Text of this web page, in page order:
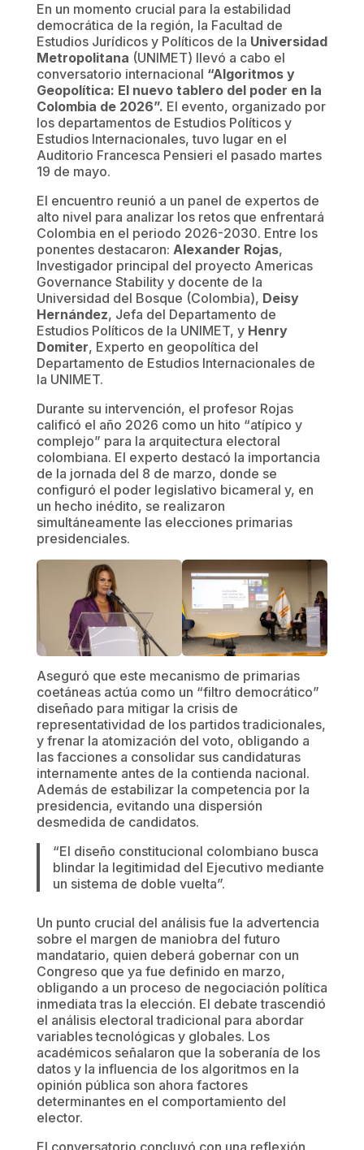
En un momento crucial para la estabilidad
democrática de la región, la Facultad de
Estudios Jurídicos y Políticos de la Universidad
Metropolitana (UNIMET) llevó a cabo el
conversatorio internacional “Algoritmos y
Geopolítica: El nuevo tablero del poder en la
Colombia de 2026”. El evento, organizado por
los departamentos de Estudios Políticos y
Estudios Internacionales, tuvo lugar en el
Auditorio Francesca Pensieri el pasado martes
19 de mayo.
El encuentro reunió a un panel de expertos de
alto nivel para analizar los retos que enfrentará
Colombia en el periodo 2026-2030. Entre los
ponentes destacaron: Alexander Rojas,
Investigador principal del proyecto Americas
Governance Stability y docente de la
Universidad del Bosque (Colombia), Deisy
Hernández, Jefa del Departamento de
Estudios Políticos de la UNIMET, y Henry
Domiter, Experto en geopolítica del
Departamento de Estudios Internacionales de
la UNIMET.
Durante su intervención, el profesor Rojas
calificó el año 2026 como un hito “atípico y
complejo” para la arquitectura electoral
colombiana. El experto destacó la importancia
de la jornada del 8 de marzo, donde se
configuró el poder legislativo bicameral y, en
un hecho inédito, se realizaron
simultáneamente las elecciones primarias
presidenciales.
Aseguró que este mecanismo de primarias
coetáneas actúa como un “filtro democrático”
diseñado para mitigar la crisis de
representatividad de los partidos tradicionales,
y frenar la atomización del voto, obligando a
las facciones a consolidar sus candidaturas
internamente antes de la contienda nacional.
Además de estabilizar la competencia por la
presidencia, evitando una dispersión
desmedida de candidatos.
“El diseño constitucional colombiano busca
blindar la legitimidad del Ejecutivo mediante
un sistema de doble vuelta”.
Un punto crucial del análisis fue la advertencia
sobre el margen de maniobra del futuro
mandatario, quien deberá gobernar con un
Congreso que ya fue definido en marzo,
obligando a un proceso de negociación política
inmediata tras la elección. El debate trascendió
el análisis electoral tradicional para abordar
variables tecnológicas y globales. Los
académicos señalaron que la soberanía de los
datos y la influencia de los algoritmos en la
opinión pública son ahora factores
determinantes en el comportamiento del
elector.